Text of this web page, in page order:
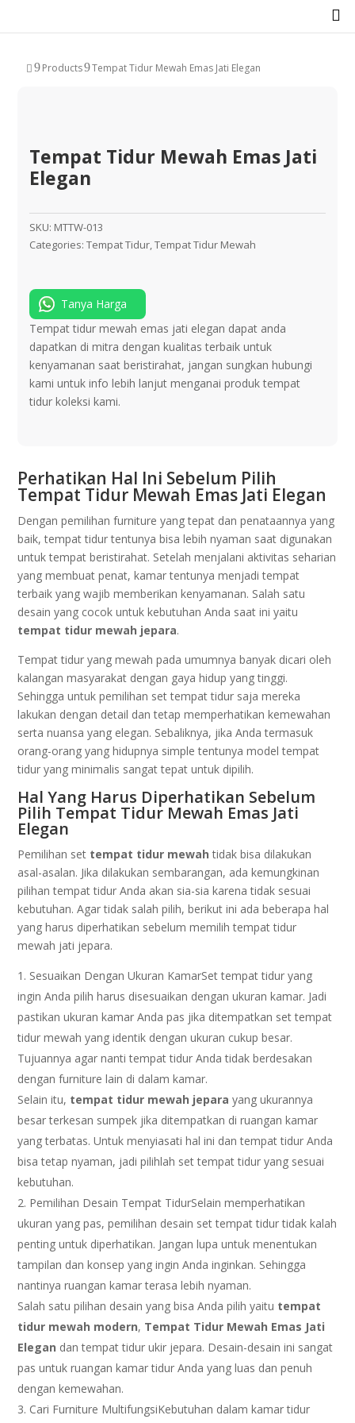

 9Products9Tempat Tidur Mewah Emas Jati Elegan
Tempat Tidur Mewah Emas Jati
Elegan
SKU: MTTW-013
Categories:Tempat Tidur,Tempat Tidur Mewah
Tanya Harga
Tempat tidur mewah emas jati elegan dapat anda
dapatkan di mitra dengan kualitas terbaik untuk
kenyamanan saat beristirahat, jangan sungkan hubungi
kami untuk info lebih lanjut menganai produk tempat
tidur koleksi kami.
Perhatikan Hal Ini Sebelum Pilih
Tempat Tidur Mewah Emas Jati Elegan
Dengan pemilihan furniture yang tepat dan penataannya yang
baik, tempat tidur tentunya bisa lebih nyaman saat digunakan
untuk tempat beristirahat. Setelah menjalani aktivitas seharian
yang membuat penat, kamar tentunya menjadi tempat
terbaik yang wajib memberikan kenyamanan. Salah satu
desain yang cocok untuk kebutuhan Anda saat ini yaitu
tempat tidur mewah jepara.
Tempat tidur yang mewah pada umumnya banyak dicari oleh
kalangan masyarakat dengan gaya hidup yang tinggi.
Sehingga untuk pemilihan set tempat tidur saja mereka
lakukan dengan detail dan tetap memperhatikan kemewahan
serta nuansa yang elegan. Sebaliknya, jika Anda termasuk
orang-orang yang hidupnya simple tentunya model tempat
tidur yang minimalis sangat tepat untuk dipilih.
Hal Yang Harus Diperhatikan Sebelum
Pilih Tempat Tidur Mewah Emas Jati
Elegan
Pemilihan set tempat tidur mewahtidak bisa dilakukan
asal-asalan. Jika dilakukan sembarangan, ada kemungkinan
pilihan tempat tidur Anda akan sia-sia karena tidak sesuai
kebutuhan. Agar tidak salah pilih, berikut ini ada beberapa hal
yang harus diperhatikan sebelum memilih tempat tidur
mewah jati jepara.
Sesuaikan Dengan Ukuran KamarSet tempat tidur yang
ingin Anda pilih harus disesuaikan dengan ukuran kamar. Jadi
pastikan ukuran kamar Anda pas jika ditempatkan set tempat
tidur mewah yang identik dengan ukuran cukup besar.
Tujuannya agar nanti tempat tidur Anda tidak berdesakan
dengan furniture lain di dalam kamar.
Selain itu, tempat tidur mewah jeparayang ukurannya
besar terkesan sumpek jika ditempatkan di ruangan kamar
yang terbatas. Untuk menyiasati hal ini dan tempat tidur Anda
bisa tetap nyaman, jadi pilihlah set tempat tidur yang sesuai
kebutuhan.
Pemilihan Desain Tempat TidurSelain memperhatikan
ukuran yang pas, pemilihan desain set tempat tidur tidak kalah
penting untuk diperhatikan. Jangan lupa untuk menentukan
tampilan dan konsep yang ingin Anda inginkan. Sehingga
nantinya ruangan kamar terasa lebih nyaman.
Salah satu pilihan desain yang bisa Anda pilih yaitu tempat
tidur mewah modern, Tempat Tidur Mewah Emas Jati
Elegan dan tempat tidur ukir jepara. Desain-desain ini sangat
pas untuk ruangan kamar tidur Anda yang luas dan penuh
dengan kemewahan.
Cari Furniture MultifungsiKebutuhan dalam kamar tidur